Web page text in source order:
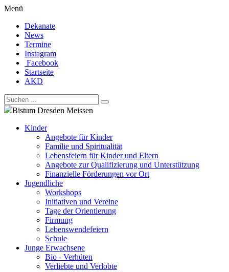
Menü
Dekanate
News
Termine
Instagram
Facebook
Startseite
AKD
Bistum Dresden Meissen
Kinder
Angebote für Kinder
Familie und Spiritualität
Lebensfeiern für Kinder und Eltern
Angebote zur Qualifizierung und Unterstützung
Finanzielle Förderungen vor Ort
Jugendliche
Workshops
Initiativen und Vereine
Tage der Orientierung
Firmung
Lebenswendefeiern
Schule
Junge Erwachsene
Bio - Verhüten
Verliebte und Verlobte